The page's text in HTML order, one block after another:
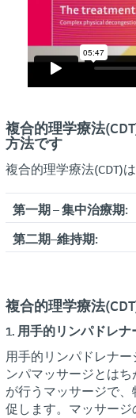
複合的理学療法
方法です
複合的理学療法(CDT)
第一期 – 集中治療期:
溜まっているリンパ
れ以上細くならない
次の維持期に移りま
第二期–維持期:
とです。維持期のケ
になります。症状に
弾性包帯による圧迫
いきます。スキンケ
複合的理学療法
1. 用手的リンパドレナ
用手的リンパドレナ
ンパマッサージとは
が行うマッサージで
促します。マッサー